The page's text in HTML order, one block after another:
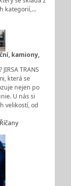
kategorií,…
kamiony,
TRANS
která se
nejen po
U nás si
velikostí, od